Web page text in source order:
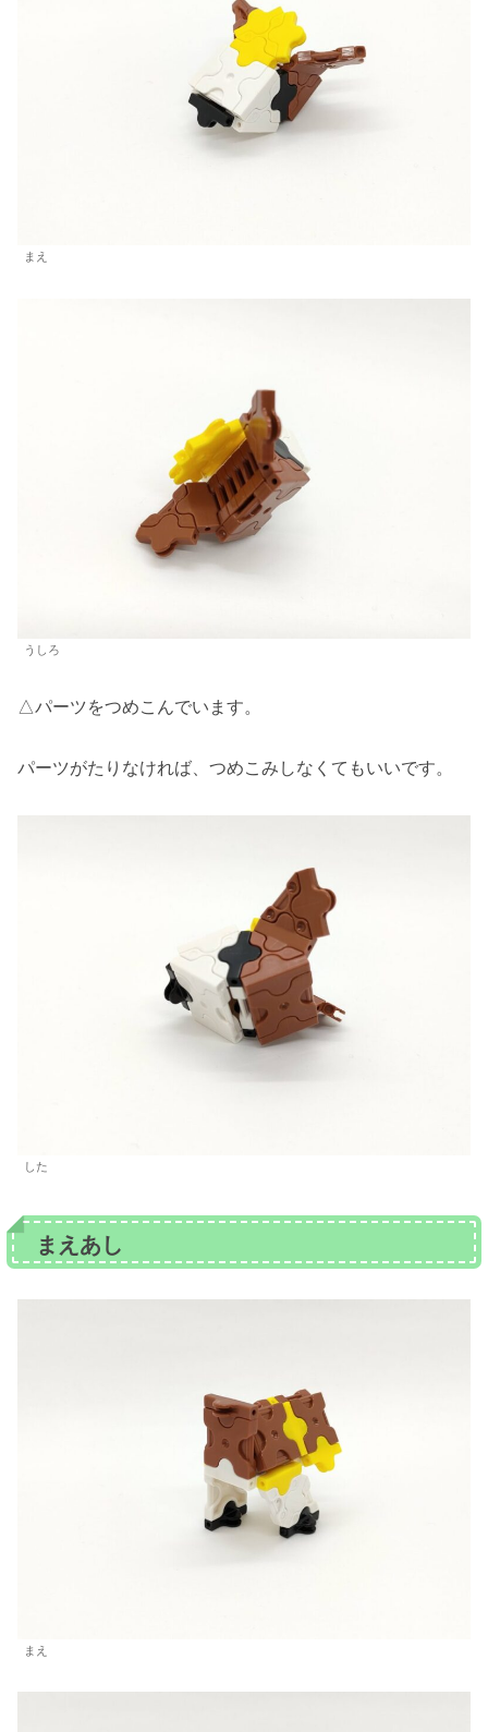
まえ
うしろ
△パーツをつめこんでいます。
パーツがたりなければ、つめこみしなくてもいいです。
した
まえあし
まえ